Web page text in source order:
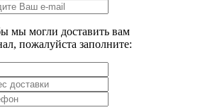
мы могли доставить вам
пожалуйста заполните: